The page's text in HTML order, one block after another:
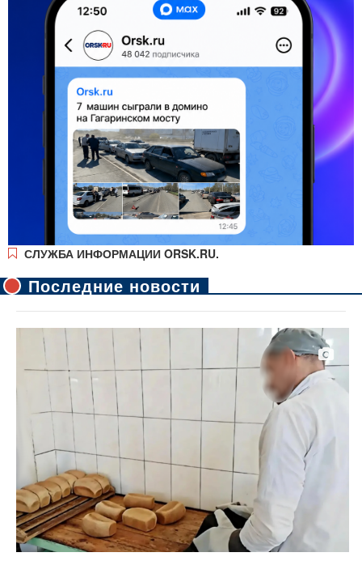
СЛУЖБА ИНФОРМАЦИИ ORSK.RU.
Последние новости